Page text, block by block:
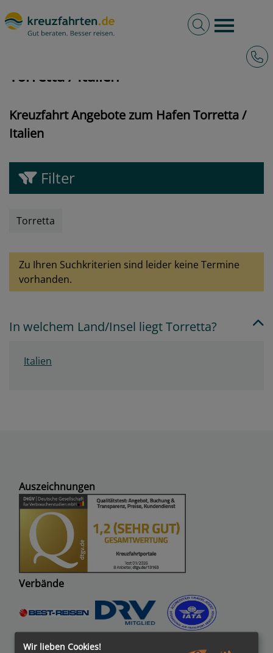
Burger
Volltextsuche
Torretta / Italien
Kreuzfahrt Angebote zum Hafen Torretta /
Italien
Filter
Torretta
Zu Ihren Suchkriterien sind leider keine Termine
vorhanden.
In welchem Land/Insel liegt Torretta?
Italien
Auszeichnungen
Verbände
Bezahlmethoden
Wir lieben Cookies!